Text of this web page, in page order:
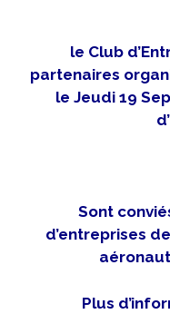
le Club
partenaires
le Jeudi 19
Sont
d’entreprises
Plus